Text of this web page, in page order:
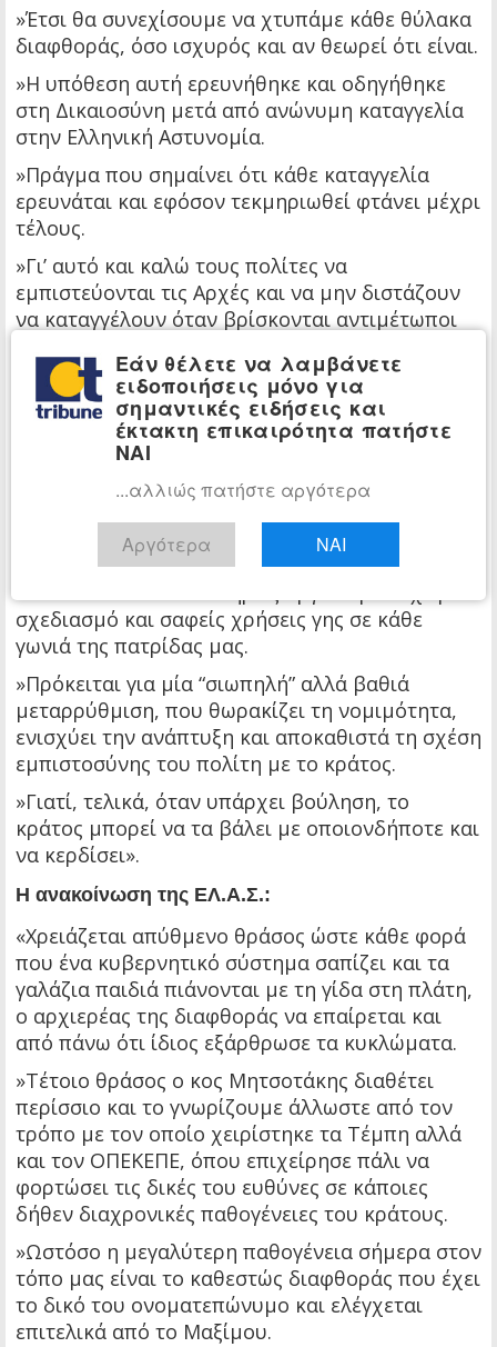
»Έτσι θα συνεχίσουμε να χτυπάμε κάθε θύλακα
διαφθοράς, όσο ισχυρός και αν θεωρεί ότι είναι.
»Η υπόθεση αυτή ερευνήθηκε και οδηγήθηκε
στη Δικαιοσύνη μετά από ανώνυμη καταγγελία
στην Ελληνική Αστυνομία.
»Πράγμα που σημαίνει ότι κάθε καταγγελία
ερευνάται και εφόσον τεκμηριωθεί φτάνει μέχρι
τέλους.
»Γι’ αυτό και καλώ τους πολίτες να
εμπιστεύονται τις Αρχές και να μην διστάζουν
να καταγγέλουν όταν βρίσκονται αντιμέτωποι
»Αυτή η αποφασιστικότητά μας συνοδεύεται
από έργο με μετρήσιμο αποτύπωμα.
»Μόλις τον περασμένο μήνα ολοκληρώσαμε την
κλείνοντας μία εκκρεμότητα σχεδόν διακοσίων
ετών για το ελληνικό κράτος.
»Έχουμε θέσει ως ορίζοντα το 2030, ώστε η
σχεδιασμό και σαφείς χρήσεις γης σε κάθε
γωνιά της πατρίδας μας.
»Πρόκειται για μία “σιωπηλή” αλλά βαθιά
μεταρρύθμιση, που θωρακίζει τη νομιμότητα,
ενισχύει την ανάπτυξη και αποκαθιστά τη σχέση
εμπιστοσύνης του πολίτη με το κράτος.
»Γιατί, τελικά, όταν υπάρχει βούληση, το
κράτος μπορεί να τα βάλει με οποιονδήποτε και
να κερδίσει».
Η ανακοίνωση της ΕΛ.Α.Σ.:
«Χρειάζεται απύθμενο θράσος ώστε κάθε φορά
που ένα κυβερνητικό σύστημα σαπίζει και τα
γαλάζια παιδιά πιάνονται με τη γίδα στη πλάτη,
ο αρχιερέας της διαφθοράς να επαίρεται και
από πάνω ότι ίδιος εξάρθρωσε τα κυκλώματα.
»Τέτοιο θράσος ο κος Μητσοτάκης διαθέτει
περίσσιο και το γνωρίζουμε άλλωστε από τον
τρόπο με τον οποίο χειρίστηκε τα Τέμπη αλλά
και τον ΟΠΕΚΕΠΕ, όπου επιχείρησε πάλι να
φορτώσει τις δικές του ευθύνες σε κάποιες
δήθεν διαχρονικές παθογένειες του κράτους.
»Ωστόσο η μεγαλύτερη παθογένεια σήμερα στον
τόπο μας είναι το καθεστώς διαφθοράς που έχει
το δικό του ονοματεπώνυμο και ελέγχεται
επιτελικά από το Μαξίμου.
Εάν θέλετε να λαμβάνετε
ειδοποιήσεις μόνο για
σημαντικές ειδήσεις και
έκτακτη επικαιρότητα πατήστε
ΝΑΙ
...αλλιώς πατήστε αργότερα
Αργότερα ΝΑΙ